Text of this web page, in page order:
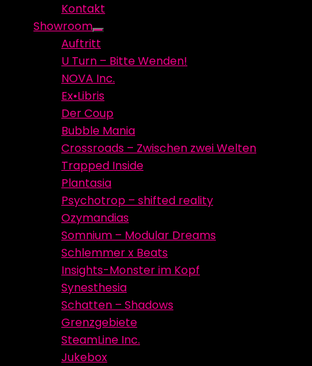
Kontakt
Showroom
Show
sub
menu
Auftritt
U Turn – Bitte Wenden!
NOVA Inc.
Ex•Libris
Der Coup
Bubble Mania
Crossroads – Zwischen zwei Welten
Trapped Inside
Plantasia
Psychotrop – shifted reality
Ozymandias
Somnium – Modular Dreams
Schlemmer x Beats
Insights-Monster im Kopf
Synesthesia
Schatten – Shadows
Grenzgebiete
SteamLine Inc.
Jukebox